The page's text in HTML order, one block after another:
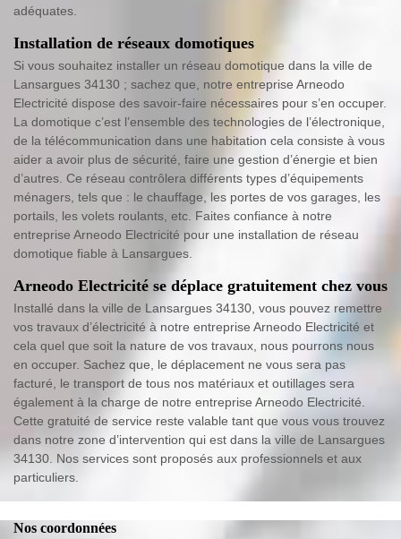
adéquates.
Installation de réseaux domotiques
Si vous souhaitez installer un réseau domotique dans la ville de
Lansargues 34130 ; sachez que, notre entreprise Arneodo
Electricité dispose des savoir-faire nécessaires pour s’en occuper.
La domotique c’est l’ensemble des technologies de l’électronique,
de la télécommunication dans une habitation cela consiste à vous
aider a avoir plus de sécurité, faire une gestion d’énergie et bien
d’autres. Ce réseau contrôlera différents types d’équipements
ménagers, tels que : le chauffage, les portes de vos garages, les
portails, les volets roulants, etc. Faites confiance à notre
entreprise Arneodo Electricité pour une installation de réseau
domotique fiable à Lansargues.
Arneodo Electricité se déplace gratuitement chez vous
Installé dans la ville de Lansargues 34130, vous pouvez remettre
vos travaux d’électricité à notre entreprise Arneodo Electricité et
cela quel que soit la nature de vos travaux, nous pourrons nous
en occuper. Sachez que, le déplacement ne vous sera pas
facturé, le transport de tous nos matériaux et outillages sera
également à la charge de notre entreprise Arneodo Electricité.
Cette gratuité de service reste valable tant que vous vous trouvez
dans notre zone d’intervention qui est dans la ville de Lansargues
34130. Nos services sont proposés aux professionnels et aux
particuliers.
Nos coordonnées